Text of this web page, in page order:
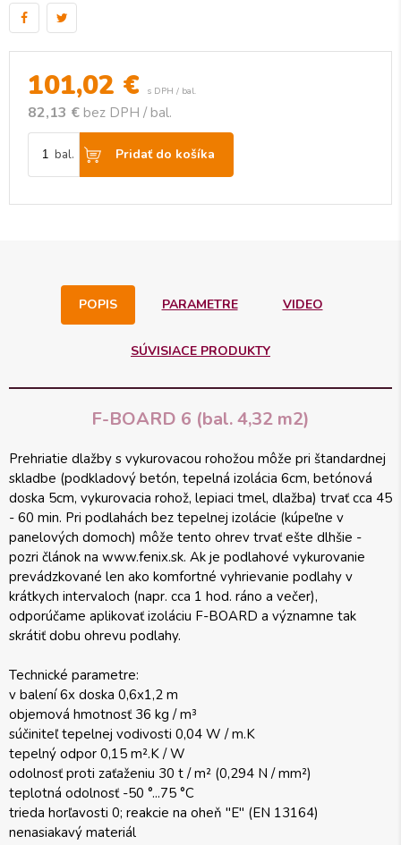
101,02 € s DPH / bal.
82,13 € bez DPH / bal.
bal. Pridať do košíka
POPIS PARAMETRE VIDEO
SÚVISIACE PRODUKTY
F-BOARD 6 (bal. 4,32 m2)
Prehriatie dlažby s vykurovacou rohožou môže pri štandardnej
skladbe (podkladový betón, tepelná izolácia 6cm, betónová
doska 5cm, vykurovacia rohož, lepiaci tmel, dlažba) trvať cca 45
- 60 min. Pri podlahách bez tepelnej izolácie (kúpeľne v
panelových domoch) môže tento ohrev trvať ešte dlhšie -
pozri článok na www.fenix.sk. Ak je podlahové vykurovanie
prevádzkované len ako komfortné vyhrievanie podlahy v
krátkych intervaloch (napr. cca 1 hod. ráno a večer),
odporúčame aplikovať izoláciu F-BOARD a významne tak
skrátiť dobu ohrevu podlahy.
Technické parametre:
v balení 6x doska 0,6x1,2 m
objemová hmotnosť 36 kg / m³
súčiniteľ tepelnej vodivosti 0,04 W / m.K
tepelný odpor 0,15 m².K / W
odolnosť proti zaťaženiu 30 t / m² (0,294 N / mm²)
teplotná odolnosť -50 °...75 °C
trieda horľavosti 0; reakcie na oheň "E" (EN 13164)
nenasiakavý materiál